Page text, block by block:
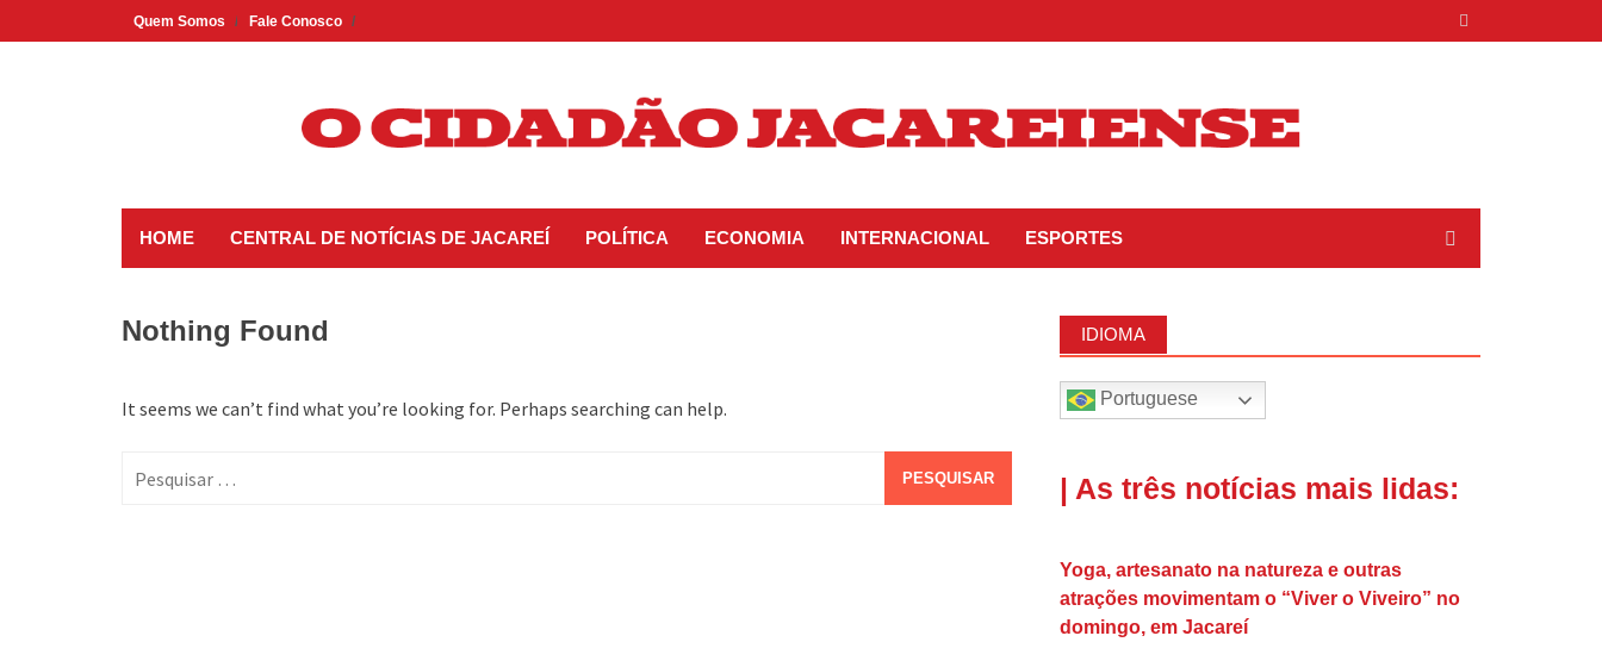
to
Quem Somos Fale Conosco
HOME CENTRAL DE NOTÍCIAS DE JACAREÍ POLÍTICA ECONOMIA INTERNACIONAL ESPORTES
Nothing Found
It seems we can’t find what you’re looking for. Perhaps searching can help.
por:
IDIOMA
Portuguese
| As três notícias mais lidas:
Yoga, artesanato na natureza e outras
atrações movimentam o “Viver o Viveiro” no
domingo, em Jacareí